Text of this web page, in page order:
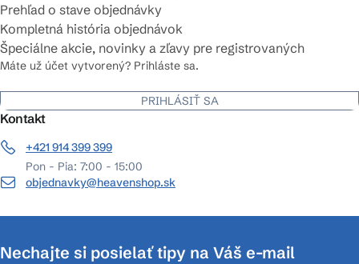
Prehľad o stave objednávky
Kompletná história objednávok
Špeciálne akcie, novinky a zľavy pre registrovaných
Máte už účet vytvorený? Prihláste sa.
PRIHLÁSIŤ SA
Kontakt
+421 914 399 399
Pon - Pia: 7:00 - 15:00
objednavky@heavenshop.sk
Nechajte si posielať tipy na Váš e-mail